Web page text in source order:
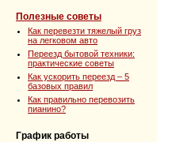
Полезные советы
Как перевезти тяжелый груз
на легковом авто
Переезд бытовой техники:
практические советы
Как ускорить переезд – 5
базовых правил
Как правильно перевозить
пианино?
График работы